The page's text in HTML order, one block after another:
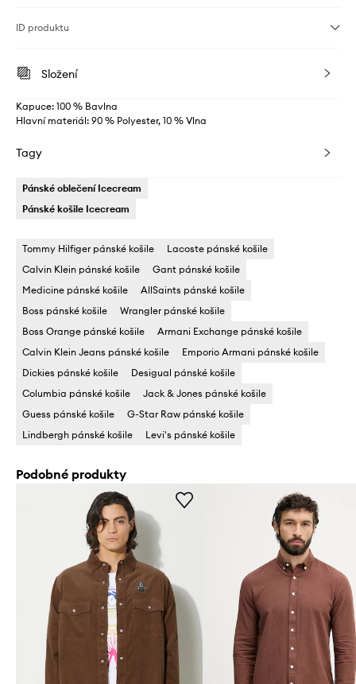
ID produktu
Složení
Kapuce: 100 % Bavlna
Hlavní materiál: 90 % Polyester, 10 % Vlna
Tagy
Pánské oblečení Icecream
Pánské košile Icecream
Tommy Hilfiger pánské košile
Lacoste pánské košile
Calvin Klein pánské košile
Gant pánské košile
Medicine pánské košile
AllSaints pánské košile
Boss pánské košile
Wrangler pánské košile
Boss Orange pánské košile
Armani Exchange pánské košile
Calvin Klein Jeans pánské košile
Emporio Armani pánské košile
Dickies pánské košile
Desigual pánské košile
Columbia pánské košile
Jack & Jones pánské košile
Guess pánské košile
G-Star Raw pánské košile
Lindbergh pánské košile
Levi's pánské košile
Podobné produkty